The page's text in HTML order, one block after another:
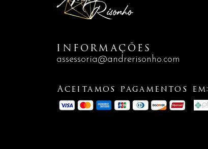
INFORMAÇÕES
assessoria@andrerisonho.com
Aceitamos pagamentos em: